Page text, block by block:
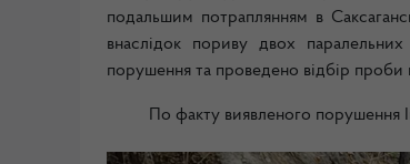
подальшим потраплянням в
внаслідок пориву двох
порушення та проведено відбір проби
По факту виявленого порушення